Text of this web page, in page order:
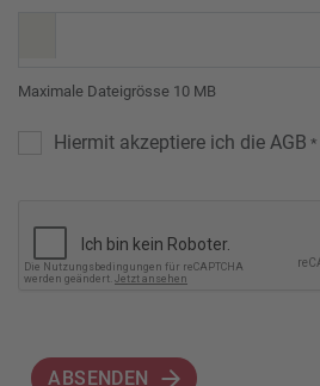
Maximale Dateigrösse 10 MB
Hiermit akzeptiere ich die AGB *
ABSENDEN